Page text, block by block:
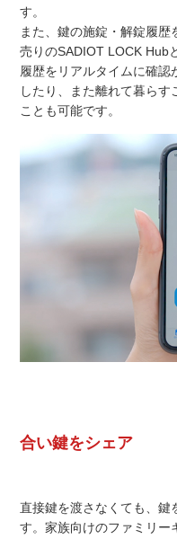
す。
また、鍵の施錠・解錠履歴
売りのSADIOT LOCK Hub
履歴をリアルタイムに確
したり、また離れて暮ら
ことも可能です。
合い鍵をシェア
直接鍵を渡さなくても、鍵
す。家族向けのファミリー